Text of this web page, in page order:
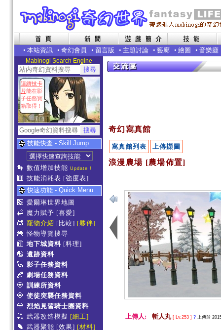
• 本站資訊 • 奇幻會員 • 留言版 • 主題討論 • 藝廊 • 繪圖 • 音樂廳
Mabinogi Search Engine
連續技卡
片能在影
子任務寶
箱取得！
技能快查 - Skill Jump
數值增加技能 Update !
技能消耗表 [強度表]
快速功能 - Quick Menu
愛爾琳世界地圖
魔力賦予 [喜愛]
寵物介紹 [比較] [夥伴]
怪物導覽搜尋
地下城資料 [料理]
遺跡資料
影子任務資料
劇場任務資料
訓練所資料
使徒突襲任務資料
烈焰見習騎士團資料
武器改造模擬 [細工]
武器聚能 [效果] [材料]
奇幻寫真館
寫真館列表 上傳擷圖
浪漫農場 [農場佈置]
上傳人: 斬人丸[ Lv.253 ] ? 上傳於